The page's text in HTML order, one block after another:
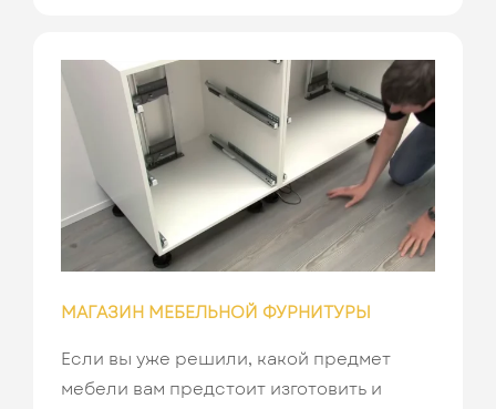
МАГАЗИН МЕБЕЛЬНОЙ ФУРНИТУРЫ
Если вы уже решили, какой предмет
мебели вам предстоит изготовить и